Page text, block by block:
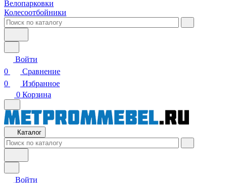
Велопарковки
Колесоотбойники
Войти
0
Сравнение
0
Избранное
0 Корзина
Каталог
Войти